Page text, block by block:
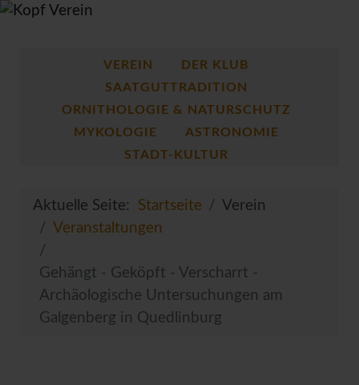
VEREIN
DER KLUB
SAATGUTTRADITION
ORNITHOLOGIE & NATURSCHUTZ
MYKOLOGIE
ASTRONOMIE
STADT-KULTUR
Aktuelle Seite: Startseite
Verein
Veranstaltungen
Gehängt - Geköpft - Verscharrt -
Archäologische Untersuchungen am
Galgenberg in Quedlinburg